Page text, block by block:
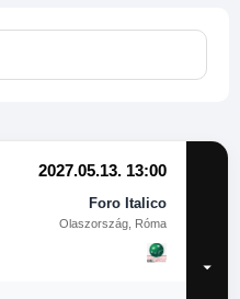
2027.05.13. 13:00
Foro Italico
Olaszország, Róma